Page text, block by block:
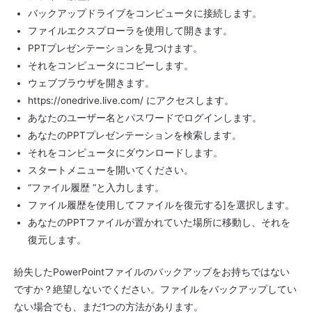
バックアップドライブをコンピュータに接続します。
ファイルエクスプローラを使用して開きます。
PPTプレゼンテーションを見つけます。
それをコンピュータにコピーします。
ウェブブラウザを開きます。
https://onedrive.live.com/ にアクセスします。
あなたのユーザー名とパスワードでログインします。
あなたのPPTプレゼンテーションを検索します。
それをコンピュータにダウンロードします。
スタートメニューを開いてください。
“ファイル履歴 “と入力します。
ファイル履歴を使用してファイルを復元する]を選択します。
あなたのPPTファイルが置かれていた場所に移動し、それを
復元します。
紛失したPowerPointファイルのバックアップをお持ちではない
ですか？絶望しないでください。ファイルをバックアップしてい
ない場合でも、まだ1つの方法があります。